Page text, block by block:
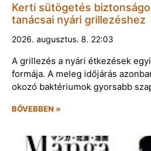
Kerti sütögetés
tanácsai nyári grillezéshez
2026. augusztus. 8. 22:03
A grillezés a nyári étkezések
formája. A meleg időjárás
okozó baktériumok gyorsabb
BŐVEBBEN »